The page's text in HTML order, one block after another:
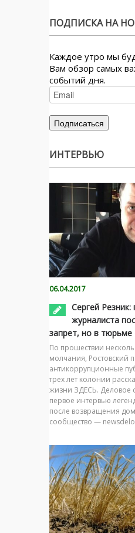
ПОДПИСКА НА
Каждое утро мы
Вам обзор самых
событий дня.
ИНТЕРВЬЮ
06.04.2017
Сергей
журналиста
запрет, но в тюрьме
По прошествии
молчания, Ростовский
антикоррупционные
трех лет колонии
жизни ЗДЕСЬ. Деловое
первое интервью
после возвращения
сообщество —